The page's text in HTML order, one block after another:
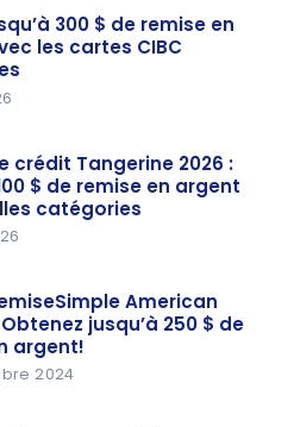
300 $ de remise en
les cartes CIBC
crédit Tangerine 2026 :
$ de remise en argent
catégories
American
jusqu’à 250 $ de
argent!
2024